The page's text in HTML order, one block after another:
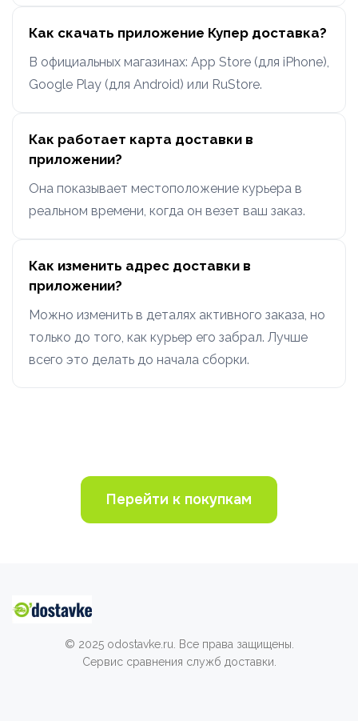
Как скачать приложение Купер доставка?
В официальных магазинах: App Store (для iPhone),
Google Play (для Android) или RuStore.
Как работает карта доставки в
приложении?
Она показывает местоположение курьера в
реальном времени, когда он везет ваш заказ.
Как изменить адрес доставки в
приложении?
Можно изменить в деталях активного заказа, но
только до того, как курьер его забрал. Лучше
всего это делать до начала сборки.
Перейти к покупкам
© 2025 odostavke.ru. Все права защищены.
Сервис сравнения служб доставки.